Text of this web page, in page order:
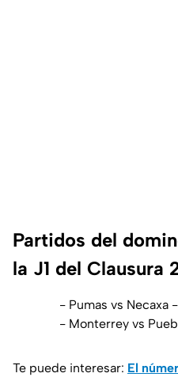
Partidos del
la J1 del Clausura
- Pumas vs Necaxa
- Monterrey vs
Te puede interesar: El